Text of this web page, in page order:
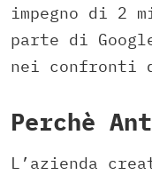
impegno di 2
parte di
nei confronti
Perchè
L’azienda